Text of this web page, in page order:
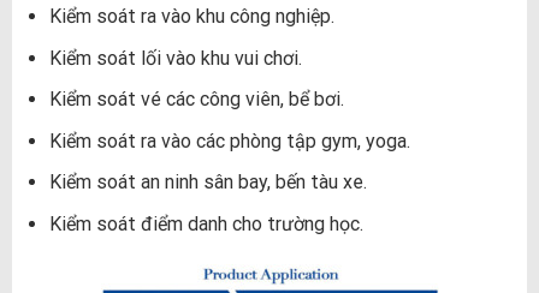
Kiểm soát ra vào khu công nghiệp.
Kiểm soát lối vào khu vui chơi.
Kiểm soát vé các công viên, bể bơi.
Kiểm soát ra vào các phòng tập gym, yoga.
Kiểm soát an ninh sân bay, bến tàu xe.
Kiểm soát điểm danh cho trường học.